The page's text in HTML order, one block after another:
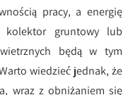
pracy, a energię
gruntowy lub
będą w tym
wiedzieć jednak, że
wraz z obniżaniem się